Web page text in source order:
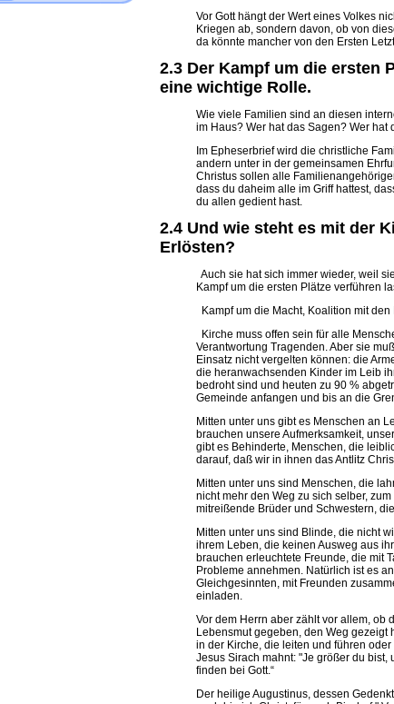
Vor Gott hängt der Wert eines Volkes
Kriegen ab, sondern davon, ob von
da könnte mancher von den Ersten
2.3 Der Kampf um die ersten
eine wichtige Rolle.
Wie viele Familien sind an diesen
im Haus? Wer hat das Sagen? Wer
Im Epheserbrief wird die christliche
andern unter in der gemeinsamen
Christus sollen alle
dass du daheim alle im Griff hattest,
du allen gedient hast.
2.4 Und wie steht es mit der
Erlösten?
Auch sie hat sich immer wieder, weil
Kampf um die ersten Plätze verführen
Kampf um die Macht, Koalition mit
Kirche muss offen sein für alle
Verantwortung Tragenden. Aber sie
Einsatz nicht vergelten können: die
die heranwachsenden Kinder im Leib
bedroht sind und heuten zu 90 %
Gemeinde anfangen und bis an die
Mitten unter uns gibt es Menschen an
brauchen unsere Aufmerksamkeit,
gibt es Behinderte, Menschen, die
darauf, daß wir in ihnen das Antlitz
Mitten unter uns sind Menschen, die
nicht mehr den Weg zu sich selber,
mitreißende Brüder und Schwestern,
Mitten unter uns sind Blinde, die nicht
ihrem Leben, die keinen Ausweg aus
brauchen erleuchtete Freunde, die mit
Probleme annehmen. Natürlich ist es
Gleichgesinnten, mit Freunden
einladen.
Vor dem Herrn aber zählt vor allem, ob
Lebensmut gegeben, den Weg
in der Kirche, die leiten und führen
Jesus Sirach mahnt: "Je größer du
finden bei Gott.“
Der heilige Augustinus, dessen